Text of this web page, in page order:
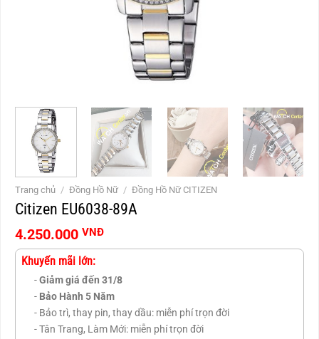
Trang chủ / Đồng Hồ Nữ / Đồng Hồ Nữ CITIZEN
Citizen EU6038-89A
4.250.000 VNĐ
Khuyến mãi lớn:
-Giảm giá đến 31/8
- Bảo Hành 5 Năm
- Bảo trì, thay pin, thay dầu: miễn phí trọn đời
- Tân Trang, Làm Mới: miễn phí trọn đời